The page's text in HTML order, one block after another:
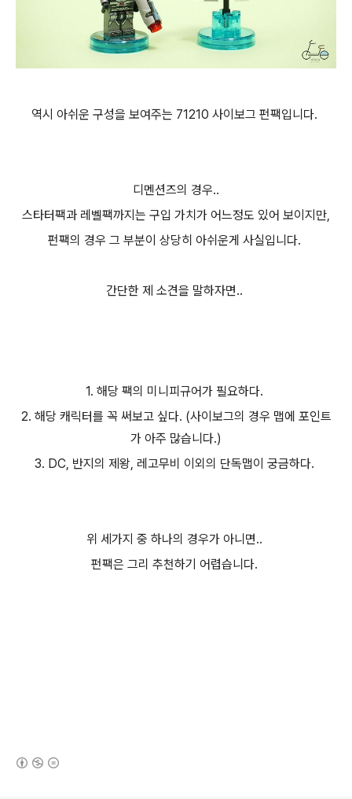
역시 아쉬운 구성을 보여주는 71210 사이보그 펀팩입니다.
디멘션즈의 경우..
스타터팩과 레벨팩까지는 구입 가치가 어느정도 있어 보이지만,
펀팩의 경우 그 부분이 상당히 아쉬운게 사실입니다.
간단한 제 소견을 말하자면..
1. 해당 팩의 미니피규어가 필요하다.
2. 해당 캐릭터를 꼭 써보고 싶다. (사이보그의 경우 맵에 포인트
가 아주 많습니다.)
3. DC, 반지의 제왕, 레고무비 이외의 단독맵이 궁금하다.
위 세가지 중 하나의 경우가 아니면..
펀팩은 그리 추천하기 어렵습니다.